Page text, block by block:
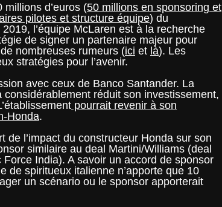
millions d’euros (50 millions en sponsoring et
pilotes et structure équipe) du
l’équipe McLaren est à la recherche
de signer un partenaire majeur pour
nombreuses rumeurs (ici et là). Les
stratégies pour l’avenir.
avec ceux de Banco Santander. La
réduit son investissement,
pourrait revenir à son
Honda.
de l’impact du constructeur Honda sur son
similaire au deal Martini/Williams (deal
India). A savoir un accord de sponsor
de spiritueux italienne n’apporte que 10
un scénario ou le sponsor apporterait